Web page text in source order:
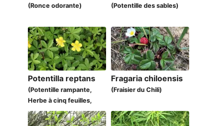
(Ronce odorante) (Potentille des sables)
Potentilla reptans
(Potentille rampante,
Herbe à cinq feuilles,
Quintefeuille)
Fragaria chiloensis
(Fraisier du Chili)